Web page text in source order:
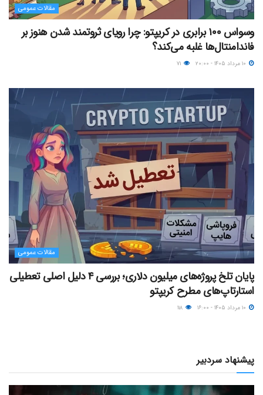
مقالات عمومی
وسواس ۱۰۰ برابری در کریپتو: چرا رویای ثروتمند شدن هنوز بر
فاندامنتال‌ها غلبه می‌کند؟
مقالات عمومی
پایان تلخ پروژه‌های میلیون دلاری؛ بررسی ۴ دلیل اصلی تعطیلی
استارتاپ‌های مطرح کریپتو
پیشنهاد سردبیر